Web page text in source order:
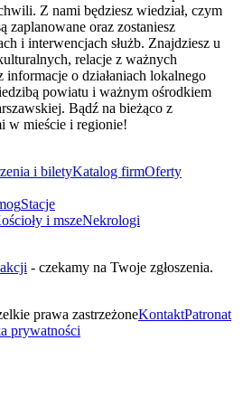
Z nami będziesz wiedział, czym
zaplanowane oraz zostaniesz
i interwencjach służb. Znajdziesz u
relacje z ważnych
informacje o działaniach lokalnego
powiatu i ważnym ośrodkiem
Bądź na bieżąco z
w mieście i regionie!
i biletyKatalog firmOferty
Stacje
i mszeNekrologi
- czekamy na Twoje zgłoszenia.
prawa zastrzeżoneKontaktPatronat
prywatności